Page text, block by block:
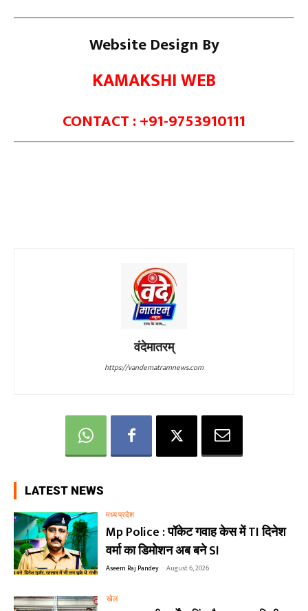
Website Design By
KAMAKSHI WEB
CONTACT : +91-9753910111
वंदेमातरम्
https://vandematramnews.com
LATEST NEWS
मध्य प्रदेश
Mp Police : पॉकेट गवाह केस में TI दिनेश
वर्मा का डिमोशन अब बने SI
Aseem Raj Pandey - August 6, 2026
खेल